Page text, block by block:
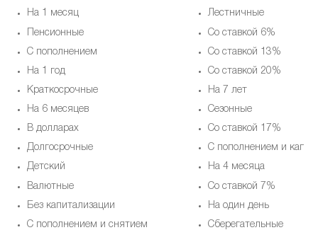
На 1 месяц
Пенсионные
С пополнением
На 1 год
Краткосрочные
На 6 месяцев
В долларах
Долгосрочные
Детский
Валютные
Без капитализации
С пополнением и снятием
Лестничные
Со ставкой 6%
Со ставкой 13%
Со ставкой 20%
На 7 лет
Cезонные
Со ставкой 17%
С пополнением и
На 4 месяца
Со ставкой 7%
На один день
Сберегательные